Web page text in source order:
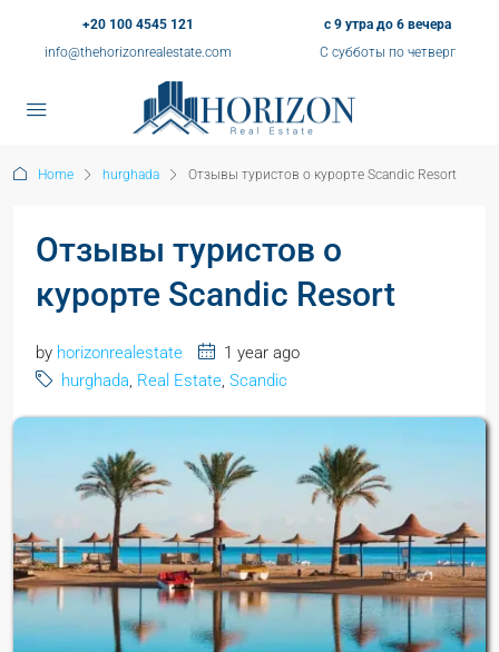
+20 100 4545 121
info@thehorizonrealestate.com
с 9 утра до 6 вечера
С субботы по четверг
Home hurghada Отзывы туристов о курорте Scandic Resort
Отзывы туристов о
курорте Scandic Resort
by horizonrealestate
1 year ago
hurghada, Real Estate, Scandic